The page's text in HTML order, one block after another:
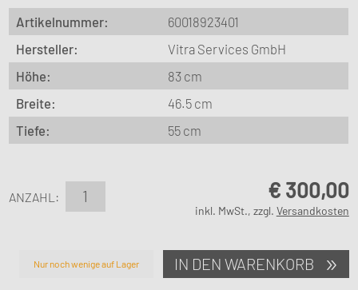
Artikelnummer:
60018923401
Hersteller:
Vitra Services GmbH
Höhe:
83 cm
Breite:
46.5 cm
Tiefe:
55 cm
ANZAHL: € 300,00
inkl. MwSt., zzgl. Versandkosten
Nur noch wenige auf Lager IN DEN WARENKORB